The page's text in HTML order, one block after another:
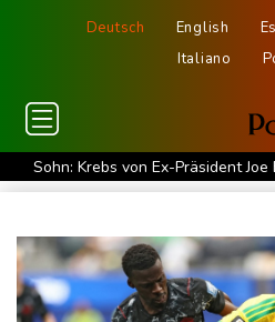
Deutsch English
Italiano
Sohn: Krebs von Ex-Präsident
und Metastasen gebildet
Vorgaben des Bundes geknüpft
FIFA stärkt Infantino - und holt